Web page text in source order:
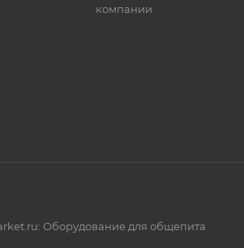
компании
Оборудование для общепита